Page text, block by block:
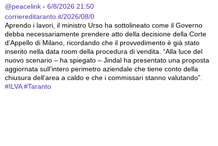
@peacelink - 6/8/2026 21:50
corriereditaranto.it/2026/08/0
Aprendo i lavori, il ministro Urso ha sottolineato come il Governo
debba necessariamente prendere atto della decisione della Corte
d’Appello di Milano, ricordando che il provvedimento è già stato
inserito nella data room della procedura di vendita. “Alla luce del
nuovo scenario – ha spiegato – Jindal ha presentato una proposta
aggiornata sull’intero perimetro aziendale che tiene conto della
chiusura dell’area a caldo e che i commissari stanno valutando”.
#ILVA #Taranto